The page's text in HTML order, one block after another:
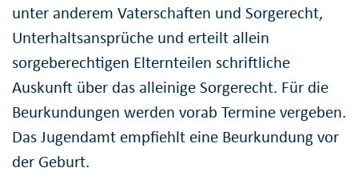
unter anderem Vaterschaften und Sorgerecht,
Unterhaltsansprüche und erteilt allein
sorgeberechtigen Elternteilen schriftliche
Auskunft über das alleinige Sorgerecht. Für die
Beurkundungen werden vorab Termine vergeben.
Das Jugendamt empfiehlt eine Beurkundung vor
der Geburt.